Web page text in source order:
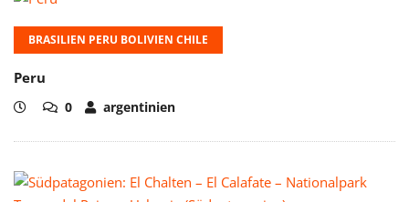
BRASILIEN PERU BOLIVIEN CHILE
Peru
0 argentinien